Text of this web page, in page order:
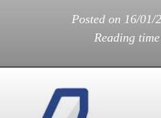
Posted on 16/01/
Reading time